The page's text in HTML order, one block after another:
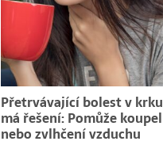
Přetrvávající bolest v krku
má řešení: Pomůže koupel
nebo zvlhčení vzduchu